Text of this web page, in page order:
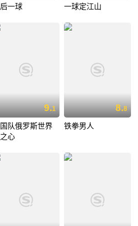
一球 一球定江山
9.1
队俄罗斯世界
心
8.8
铁拳男人